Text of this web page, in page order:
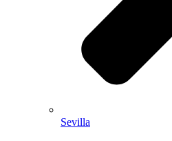
Sevilla